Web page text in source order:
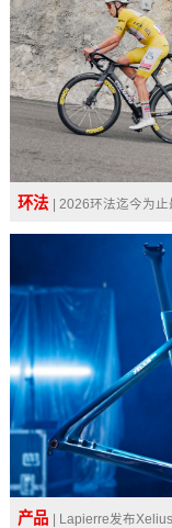
环法 | 2026环法迄今为
产品 | Lapierre发布